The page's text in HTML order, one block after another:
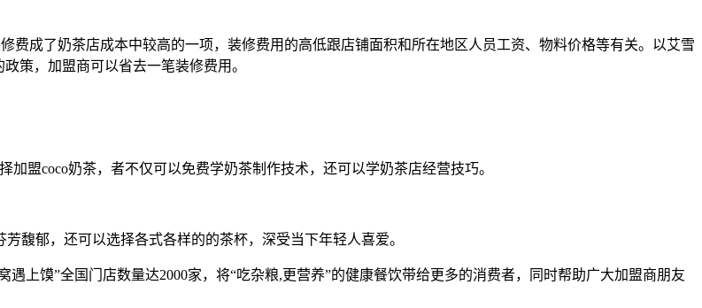
费成了奶茶店成本中较高的一项，装修费用的高低跟店铺面积和所在地区人员工资、物料价格等有关。以艾雪
策，加盟商可以省去一笔装修费用。
盟coco奶茶，者不仅可以免费学奶茶制作技术，还可以学奶茶店经营技巧。
馥郁，还可以选择各式各样的的茶杯，深受当下年轻人喜爱。
上馍”全国门店数量达2000家，将“吃杂粮,更营养”的健康餐饮带给更多的消费者，同时帮助广大加盟商朋友